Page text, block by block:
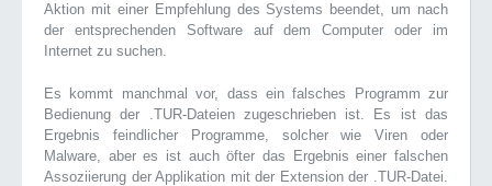
Aktion mit einer Empfehlung des Systems beendet, um nach
der entsprechenden Software auf dem Computer oder im
Internet zu suchen.
Es kommt manchmal vor, dass ein falsches Programm zur
Bedienung der .TUR-Dateien zugeschrieben ist. Es ist das
Ergebnis feindlicher Programme, solcher wie Viren oder
Malware, aber es ist auch öfter das Ergebnis einer falschen
Assoziierung der Applikation mit der Extension der .TUR-Datei.